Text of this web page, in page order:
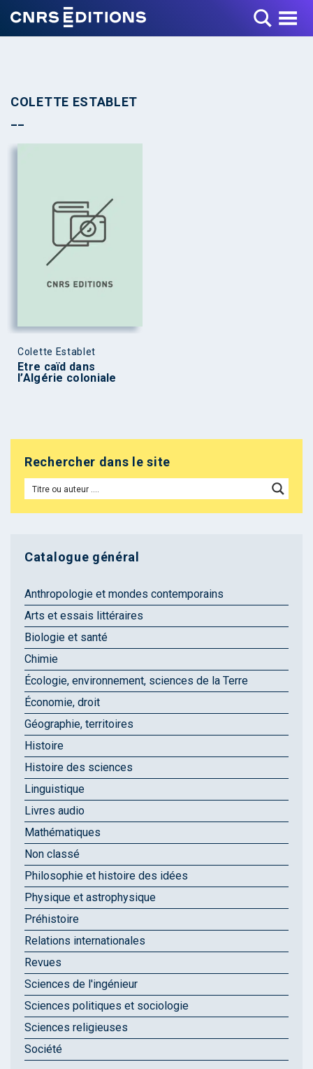
Toggle Menu
COLETTE ESTABLET
Colette Establet
Etre caïd dans
l’Algérie coloniale
Rechercher dans le site
Catalogue général
Anthropologie et mondes contemporains
Arts et essais littéraires
Biologie et santé
Chimie
Écologie, environnement, sciences de la Terre
Économie, droit
Géographie, territoires
Histoire
Histoire des sciences
Linguistique
Livres audio
Mathématiques
Non classé
Philosophie et histoire des idées
Physique et astrophysique
Préhistoire
Relations internationales
Revues
Sciences de l'ingénieur
Sciences politiques et sociologie
Sciences religieuses
Société